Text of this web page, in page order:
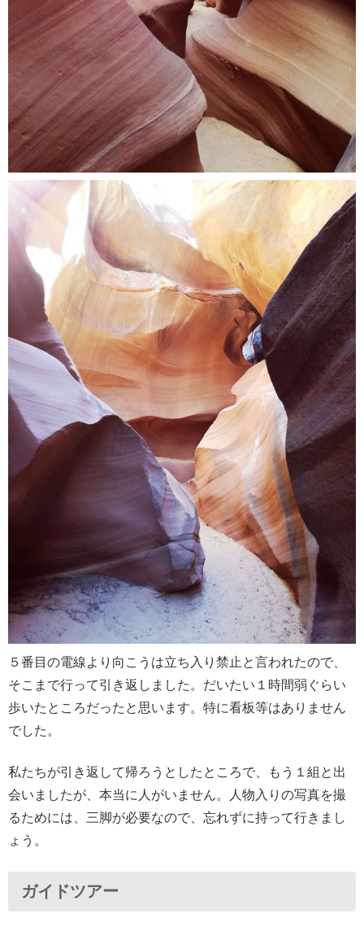
５番目の電線より向こうは立ち入り禁止と言われたので、
そこまで行って引き返しました。だいたい１時間弱ぐらい
歩いたところだったと思います。特に看板等はありません
でした。
私たちが引き返して帰ろうとしたところで、もう１組と出
会いましたが、本当に人がいません。人物入りの写真を撮
るためには、三脚が必要なので、忘れずに持って行きまし
ょう。
ガイドツアー